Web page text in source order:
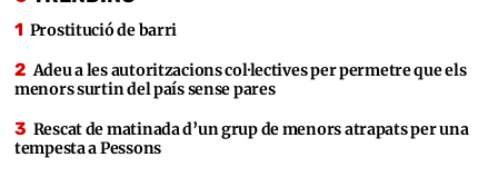
Prostitució de barri
Adeu a les autoritzacions col·lectives per permetre que els
menors surtin del país sense pares
Rescat de matinada d’un grup de menors atrapats per una
tempesta a Pessons